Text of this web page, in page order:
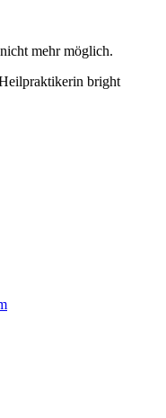
mehr möglich.